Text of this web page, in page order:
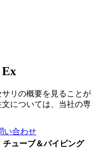
リの概要を見ることが
については、当社の専
い合わせ
チューブ＆パイピング